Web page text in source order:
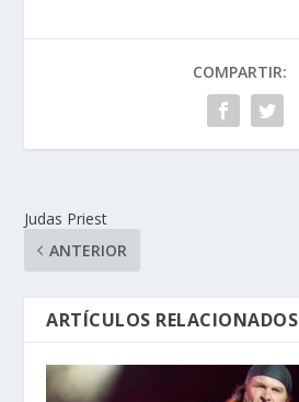
COMPARTIR:
Judas Priest
ANTERIOR
ARTÍCULOS RELACIONADOS